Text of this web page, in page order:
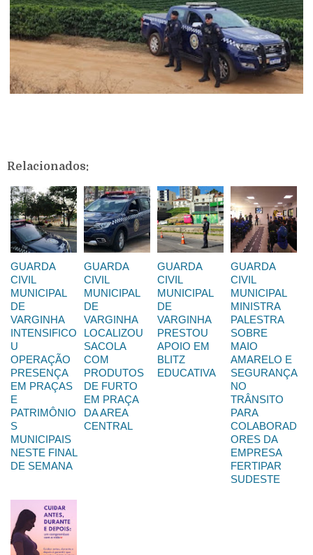
Relacionados:
GUARDA
CIVIL
MUNICIPAL
DE
VARGINHA
INTENSIFICO
U
OPERAÇÃO
PRESENÇA
EM PRAÇAS
E
PATRIMÔNIO
S
MUNICIPAIS
NESTE FINAL
DE SEMANA
GUARDA
CIVIL
MUNICIPAL
DE
VARGINHA
LOCALIZOU
SACOLA
COM
PRODUTOS
DE FURTO
EM PRAÇA
DA AREA
CENTRAL
GUARDA
CIVIL
MUNICIPAL
DE
VARGINHA
PRESTOU
APOIO EM
BLITZ
EDUCATIVA
GUARDA
CIVIL
MUNICIPAL
MINISTRA
PALESTRA
SOBRE
MAIO
AMARELO E
SEGURANÇA
NO
TRÂNSITO
PARA
COLABORAD
ORES DA
EMPRESA
FERTIPAR
SUDESTE